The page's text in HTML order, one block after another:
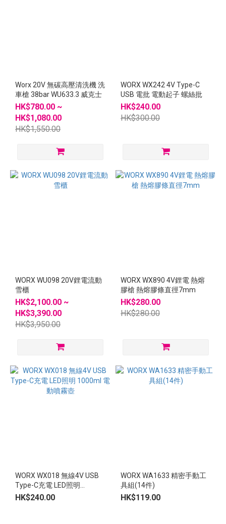
Worx 20V 無碳高壓清洗機 洗
車槍 38bar WU633.3 威克士
HK$780.00 ~
HK$1,080.00
HK$1,550.00
WORX WX242 4V Type-C
USB 電批 電動起子 螺絲批
HK$240.00
HK$300.00
WORX WU098 20V鋰電流動
雪櫃
HK$2,100.00 ~
HK$3,390.00
HK$3,950.00
WORX WX890 4V鋰電 熱熔
膠槍 熱熔膠條直徑7mm
HK$280.00
HK$280.00
WORX WX018 無線4V USB
Type-C充電 LED照明
1000ml 電動噴霧壺
HK$240.00
WORX WA1633 精密手動工
具組(14件)
HK$119.00